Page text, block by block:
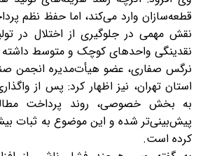
قطعه‌سازان وارد می‌کند، اما حفظ نظم
نقش مهمی در جلوگیری از اختلال در
نقدینگی واحدهای کوچک و متوسط
نرگس صفاری، عضو هیأت‌مدیره انجمن
استان تهران، نیز اظهار کرد: پس از
به بخش خصوصی، روند پرداخت
پیش‌بینی‌تر شده و این موضوع به ثبات
کرده است.